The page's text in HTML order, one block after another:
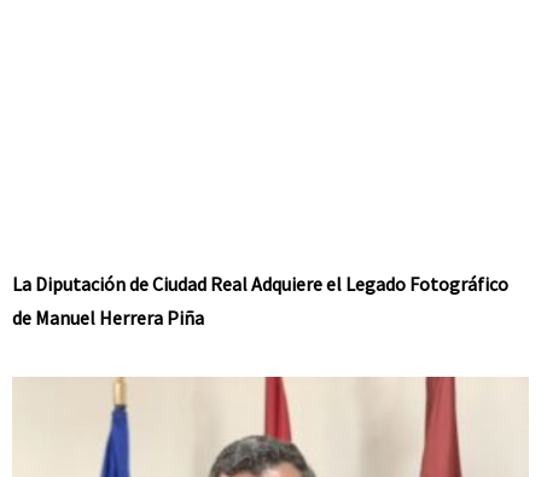
La Diputación de Ciudad Real Adquiere el Legado Fotográfico
de Manuel Herrera Piña